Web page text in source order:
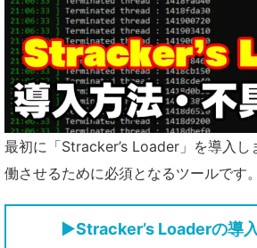
最初に「Stracker’s Loader」を導入し
働させるために必須となるツールです。
▶Stracker’s Loaderの導